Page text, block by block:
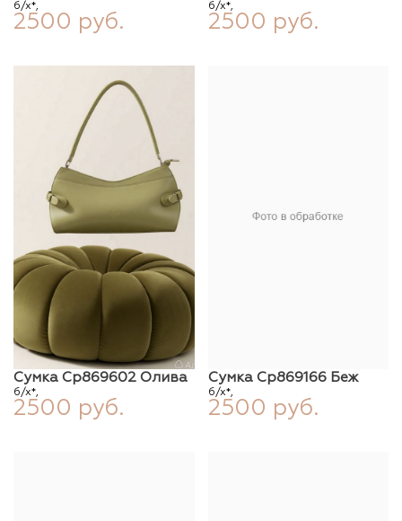
б/х*,
2500 руб.
б/х*,
2500 руб.
Сумка Ср869602 Олива
б/х*,
2500 руб.
Сумка Ср869166 Беж
б/х*,
2500 руб.